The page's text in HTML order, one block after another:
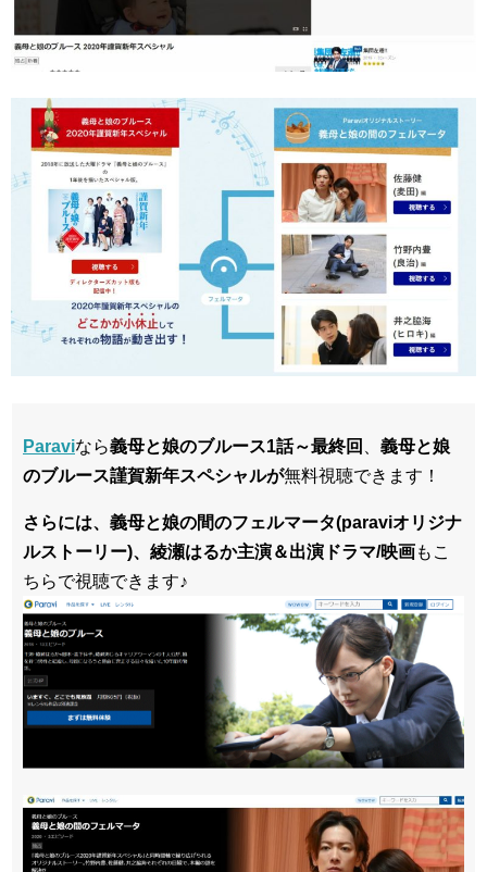
Paraviなら義母と娘のブルース1話～最終回
義母と娘
のブルース謹賀新年スペシャルが無料視聴できます！
さらには、 義母と娘の間のフェルマータ(paraviオリジナ
ルストーリー)、 綾瀬はるか主演＆出演ドラマ/映画もこ
ちらで視聴できます♪